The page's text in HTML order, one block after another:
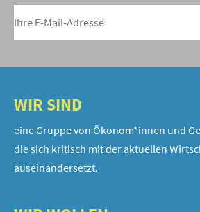
WIR SIND
eine Gruppe von Ökonom*innen und
die sich kritisch mit der aktuellen
auseinandersetzt.